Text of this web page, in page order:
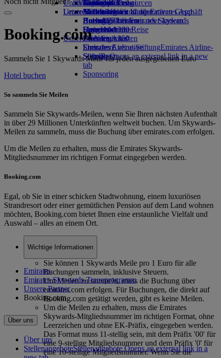
Getränke
Unsere Flotte
Boeing 777
Emirates A380
Emirates A350
Emirates Executive
Sitzpläne
Kinderspielzeug
Aktivitäten für Kinder
Unser Planet
Nachhaltigkeit im operativen Geschäft
Umweltrichtlinien
Umweltberichte
Unsere Gemeinschaften
Emirates Airline-StiftungEmirates Airline-
Stiftung Opens an external link in a new
tab
Sponsoring
Genf nach Dubai
Letzte Reiseziele
Helsinki
Hangzhou
Da Nang
Shenzhen
Siem Reap
Skywards Rail
Meilenrechner
Anmelden bei Emirates Skywards
Skywards+
Anfragen
Tools und Ressourcen
Mobiltelefon und die Emirates App
Buchung stornieren oder ändern
Unterbrochene Reise
Über Emirates
Booking.com
Sammeln Sie 1 Skywards Meile für jeden ausgegebenen Euro
Hotel buchen
So sammeln Sie Meilen
Sammeln Sie Skywards-Meilen, wenn Sie Ihren nächsten Aufenthalt
in über 29 Millionen Unterkünften weltweit buchen. Um Skywards-
Meilen zu sammeln, muss die Buchung über emirates.com erfolgen.
Um die Meilen zu erhalten, muss die Emirates Skywards-
Mitgliedsnummer im richtigen Format eingegeben werden.
Booking.com
Egal, ob Sie in einer schicken Stadtwohnung, einem luxuriösen
Strandresort oder einer gemütlichen Pension auf dem Land wohnen
möchten, Booking.com bietet Ihnen eine erstaunliche Vielfalt und
Auswahl – alles an einem Ort.
Wichtige Informationen
Sie können 1 Skywards Meile pro 1 Euro für alle
Buchungen sammeln, inklusive Steuern.
Um Meilen zu sammeln, muss die Buchung über
emirates.com erfolgen. Für Buchungen, die direkt auf
Booking.com getätigt werden, gibt es keine Meilen.
Um die Meilen zu erhalten, muss die Emirates
Skywards-Mitgliedsnummer im richtigen Format, ohne
Leerzeichen und ohne EK-Präfix, eingegeben werden.
Das Format muss 11-stellig sein, mit dem Präfix '00' für
eine 9-stellige Mitgliedsnummer und dem Präfix '0' für
eine 10-stellige Mitgliedsnummer. Wenn Sie die
Emirates
Emirates Skywards-Treueprogramm
Unsere Partner
Booking.com
Über uns
Über uns
StellenangeboteStellenangebote Opens an external link in a